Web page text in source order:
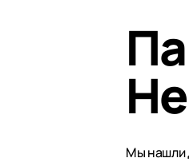
Мы нашли